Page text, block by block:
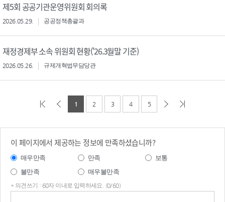
제5회 공공기관운영위원회 회의록
2026.05.29. 공공정책총괄과
재정경제부 소속 위원회 현황('26.3월말 기준)
2026.05.26. 규제개혁법무담당관
1 2 3 4 5
이 페이지에서 제공하는 정보에 만족하셨습니까?
매우만족 만족
보통
불만족
매우불만족
* 의견쓰기 : 60자 이내로 입력하세요. (0/60)